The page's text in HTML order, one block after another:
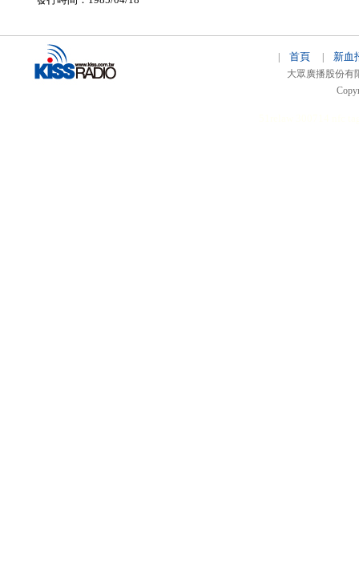
| 首頁| 新血
大眾廣播股份有